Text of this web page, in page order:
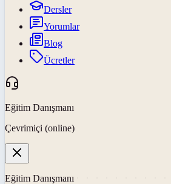
Dersler
Yorumlar
Blog
Ücretler
Eğitim Danışmanı
Çevrimiçi (online)
Eğitim Danışmanı